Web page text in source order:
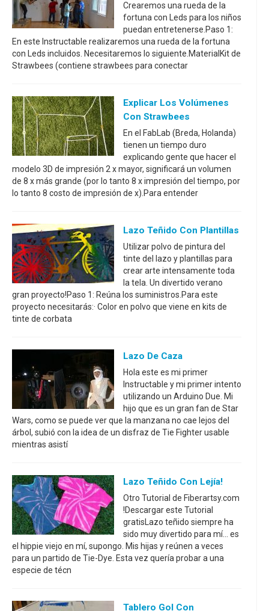
Crearemos una rueda de la
fortuna con Leds para los niños
puedan entretenerse.Paso 1:
En este Instructable realizaremos una rueda de la fortuna
con Leds incluidos. Necesitaremos lo siguiente.MaterialKit de
Strawbees (contiene strawbees para conectar
Explicar Los Volúmenes
Con Strawbees
En el FabLab (Breda, Holanda)
tienen un tiempo duro
explicando gente que hacer el
modelo 3D de impresión 2 x mayor, significará un volumen
de 8 x más grande (por lo tanto 8 x impresión del tiempo, por
lo tanto 8 costo de impresión de x).Para entender
Lazo Teñido Con Plantillas
Utilizar polvo de pintura del
tinte del lazo y plantillas para
crear arte intensamente toda
la tela. Un divertido verano
gran proyecto!Paso 1: Reúna los suministros.Para este
proyecto necesitarás:· Color en polvo que viene en kits de
tinte de corbata
Lazo De Caza
Hola este es mi primer
Instructable y mi primer intento
utilizando un Arduino Due. Mi
hijo que es un gran fan de Star
Wars, como se puede ver que la manzana no cae lejos del
árbol, subió con la idea de un disfraz de Tie Fighter usable
mientras asistí
Lazo Teñido Con Lejía!
Otro Tutorial de Fiberartsy.com
!Descargar este Tutorial
gratisLazo teñido siempre ha
sido muy divertido para mí... es
el hippie viejo en mí, supongo. Mis hijas y reúnen a veces
para un partido de Tie-Dye. Esta vez quería probar a una
especie de técn
Tablero Gol Con